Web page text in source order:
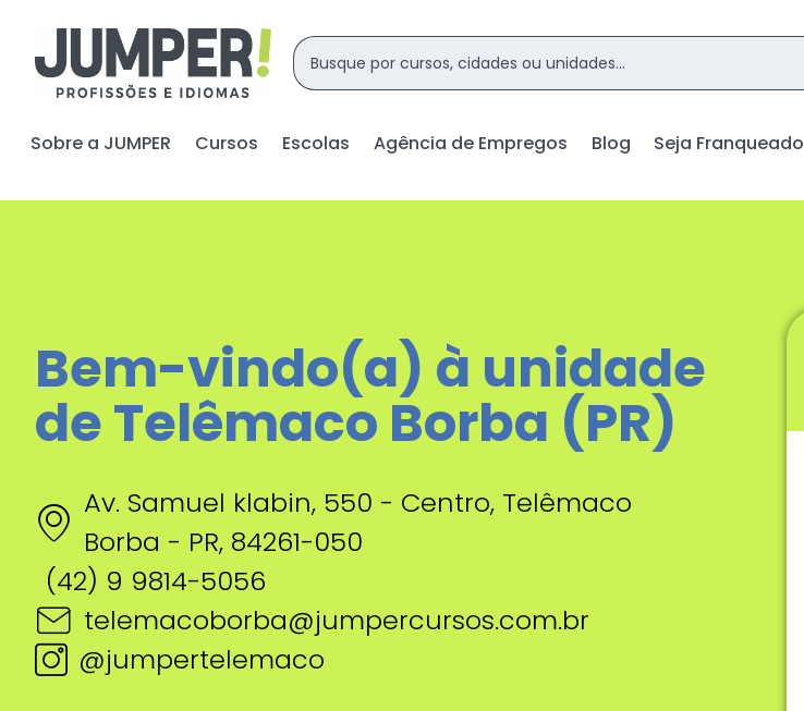
Sobre a JUMPER Cursos Escolas Agência de Empregos Blog Seja Franqueado
Bem-vindo(a) à unidade
de Telêmaco Borba (PR)
Av. Samuel klabin, 550 - Centro, Telêmaco
Borba - PR, 84261-050
(42) 9 9814-5056
telemacoborba@jumpercursos.com.br
@jumpertelemaco